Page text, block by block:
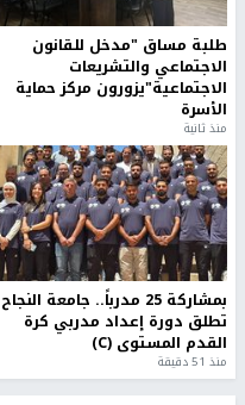
طلبة مساق "مدخل للقانون
الاجتماعي والتشريعات
الاجتماعية"يزورون مركز حماية
الأسرة
منذ ثانية
بمشاركة 25 مدرباً.. جامعة النجاح
تطلق دورة إعداد مدربي كرة
القدم المستوى (C)
منذ 51 دقيقة